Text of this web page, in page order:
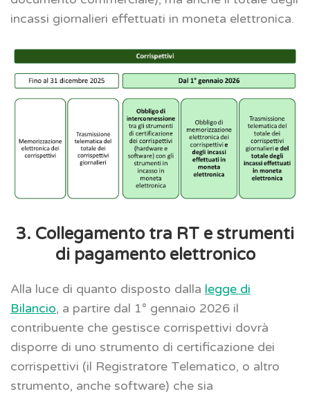
incassi giornalieri effettuati in moneta elettronica.
3. Collegamento tra RT e strumenti
di pagamento elettronico
Alla luce di quanto disposto dalla legge di
Bilancio, a partire dal 1° gennaio 2026 il
contribuente che gestisce corrispettivi dovrà
disporre di uno strumento di certificazione dei
corrispettivi (il Registratore Telematico, o altro
strumento, anche software) che sia